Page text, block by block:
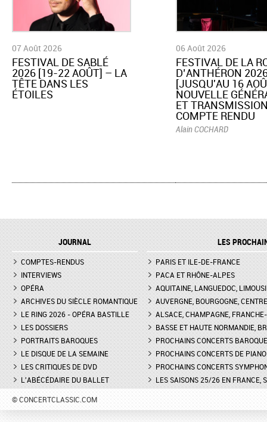
07 Août 2026
​FESTIVAL DE SABLÉ
2026 [19-22 AOÛT] – LA
TÊTE DANS LES
ÉTOILES
06 Août 2026
​FESTIVAL DE LA
D’ANTHÉRON
[JUSQU'AU 16
NOUVELLE
ET
COMPTE RENDU
Alain COCHARD
JOURNAL
COMPTES-RENDUS
INTERVIEWS
OPÉRA
ARCHIVES DU SIÈCLE ROMANTIQUE
LE RING 2026 - OPÉRA BASTILLE
LES DOSSIERS
PORTRAITS BAROQUES
LE DISQUE DE LA SEMAINE
LES CRITIQUES DE DVD
L'ABÉCÉDAIRE DU BALLET
LES
PARIS ET ILE-DE-FRANCE
PACA ET RHÔNE-ALPES
AQUITAINE, LANGUEDOC,
AUVERGNE, BOURGOGNE, CENTRE
ALSACE, CHAMPAGNE,
BASSE ET HAUTE NORMANDIE,
PROCHAINS CONCERTS
PROCHAINS CONCERTS DE PIANO
PROCHAINS CONCERTS
LES SAISONS 25/26 EN FRANCE,
© CONCERTCLASSIC.COM